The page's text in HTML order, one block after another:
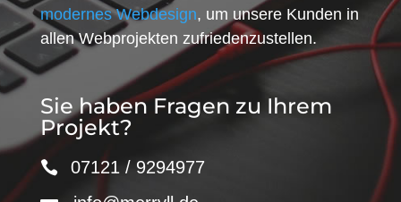
modernes Webdesign, um unsere Kunden in
allen Webprojekten zufriedenzustellen.
Sie haben Fragen zu Ihrem
Projekt?
07121 / 9294977